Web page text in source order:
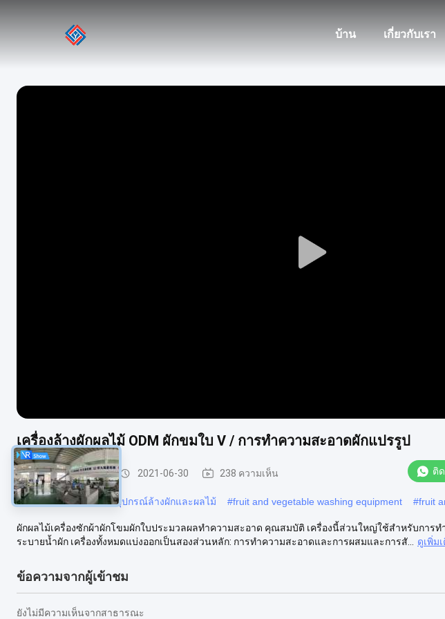
บ้าน เกี่ยวกับเรา
Play
เครื่องล้างผักผลไม้ ODM ผักขมใบ V / การทำความสะอาดผักแปรรูป
เครื่องล้างผักผลไม้ 2021-06-30 238 ความเห็น ติ
#เครื่องล้างผักและผลไม้อุปกรณ์ล้างผักและผลไม้ #fruit and vegetable washing equipment #fruit
ผักผลไม้เครื่องซักผ้าผักโขมผักใบประมวลผลทำความสะอาด คุณสมบัติ เครื่องนี้ส่วนใหญ่ใช้สำหรับการ
ระบายน้ำผัก เครื่องทั้งหมดแบ่งออกเป็นสองส่วนหลัก: การทำความสะอาดและการผสมและการสั...
ดูเพิ่ม
ข้อความจากผู้เข้าชม
ยังไม่มีความเห็นจากสาธารณะ